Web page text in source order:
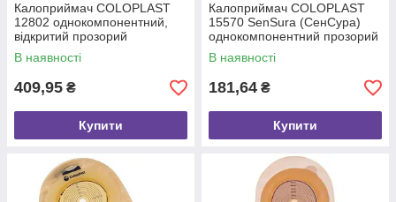
Калоприймач COLOPLAST
12802 однокомпонентний,
відкритий прозорий
В наявності
409,95 ₴
Купити
Калоприймач COLOPLAST
15570 SenSura (СенСура)
однокомпонентний прозорий
мішок відкритий
В наявності
181,64 ₴
Купити